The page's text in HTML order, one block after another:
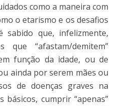
como a maneira com
o etarismo e os desafios
que, infelizmente,
que “afastam/demitem”
função da idade, ou de
ainda por serem mães ou
de doenças graves na
básicos, cumprir “apenas”